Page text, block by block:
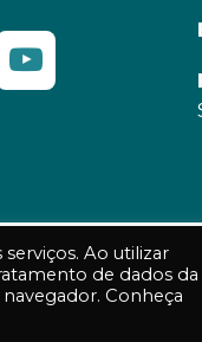
Ao utilizar
de dados da
Conheça